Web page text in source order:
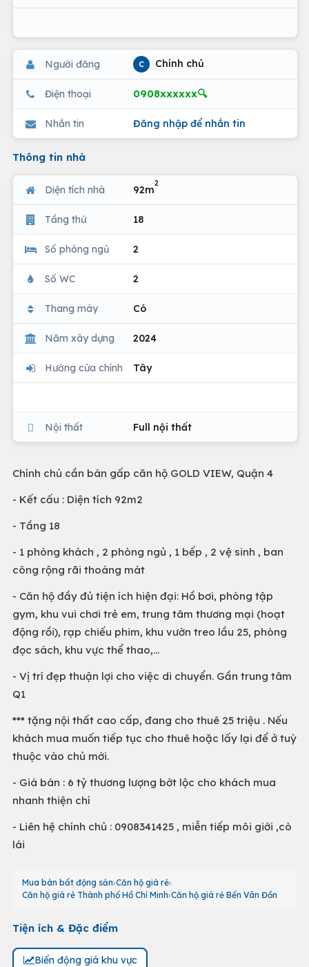
Người đăng C Chính chủ
Điện thoại 0908xxxxxx🔍
Nhắn tin Đăng nhập để nhắn tin
Thông tin nhà
Diện tích nhà 92m
2
Tầng thứ 18
Số phòng ngủ 2
Số WC 2
Thang máy Có
Năm xây dựng 2024
Hướng cửa chính Tây
Nội thất Full nội thất
Chính chủ cần bán gấp căn hộ GOLD VIEW, Quận 4
- Kết cấu : Diện tích 92m2
- Tầng 18
- 1 phòng khách , 2 phòng ngủ , 1 bếp , 2 vệ sinh , ban
công rộng rãi thoáng mát
- Căn hộ đầy đủ tiện ích hiện đại: Hồ bơi, phòng tập
gym, khu vui chơi trẻ em, trung tâm thương mại (hoạt
động rồi), rạp chiếu phim, khu vườn treo lầu 25, phòng
đọc sách, khu vực thể thao,...
- Vị trí đẹp thuận lợi cho việc di chuyển. Gần trung tâm
Q1
*** tặng nội thất cao cấp, đang cho thuê 25 triệu . Nếu
khách mua muốn tiếp tục cho thuê hoặc lấy lại để ở tuỳ
thuộc vào chủ mới.
- Giá bán : 6 tỷ thương lượng bớt lộc cho khách mua
nhanh thiện chí
- Liên hệ chính chủ : 0908341425 , miễn tiếp môi giới ,cò
lái
Mua bán bất động sản Căn hộ giá rẻ
Căn hộ giá rẻ Thành phố Hồ Chí Minh Căn hộ giá rẻ Bến Vân Đồn
Tiện ích & Đặc điểm
Biến động giá khu vực